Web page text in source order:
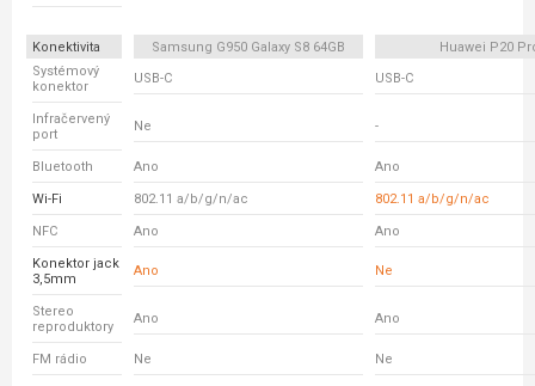
Konektivita Samsung G950 Galaxy S8 64GB
Huawei P20
Systémový
konektor
USB-C USB-C
Infračervený
port
Ne -
Bluetooth Ano Ano
Wi-Fi 802.11 a/b/g/n/ac 802.11 a/b/g/n/ac
NFC Ano Ano
Konektor jack
3,5mm
Ano Ne
Stereo
reproduktory
Ano Ano
FM rádio Ne Ne